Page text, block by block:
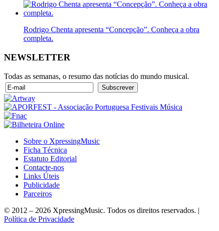
Rodrigo Chenta apresenta “Concepção”. Conheça a obra
completa.
NEWSLETTER
Todas as semanas, o resumo das notícias do mundo musical.
Sobre o XpressingMusic
Ficha Técnica
Estatuto Editorial
Contacte-nos
Links Úteis
Publicidade
Parceiros
© 2012 – 2026 XpressingMusic. Todos os direitos reservados. |
Política de Privacidade